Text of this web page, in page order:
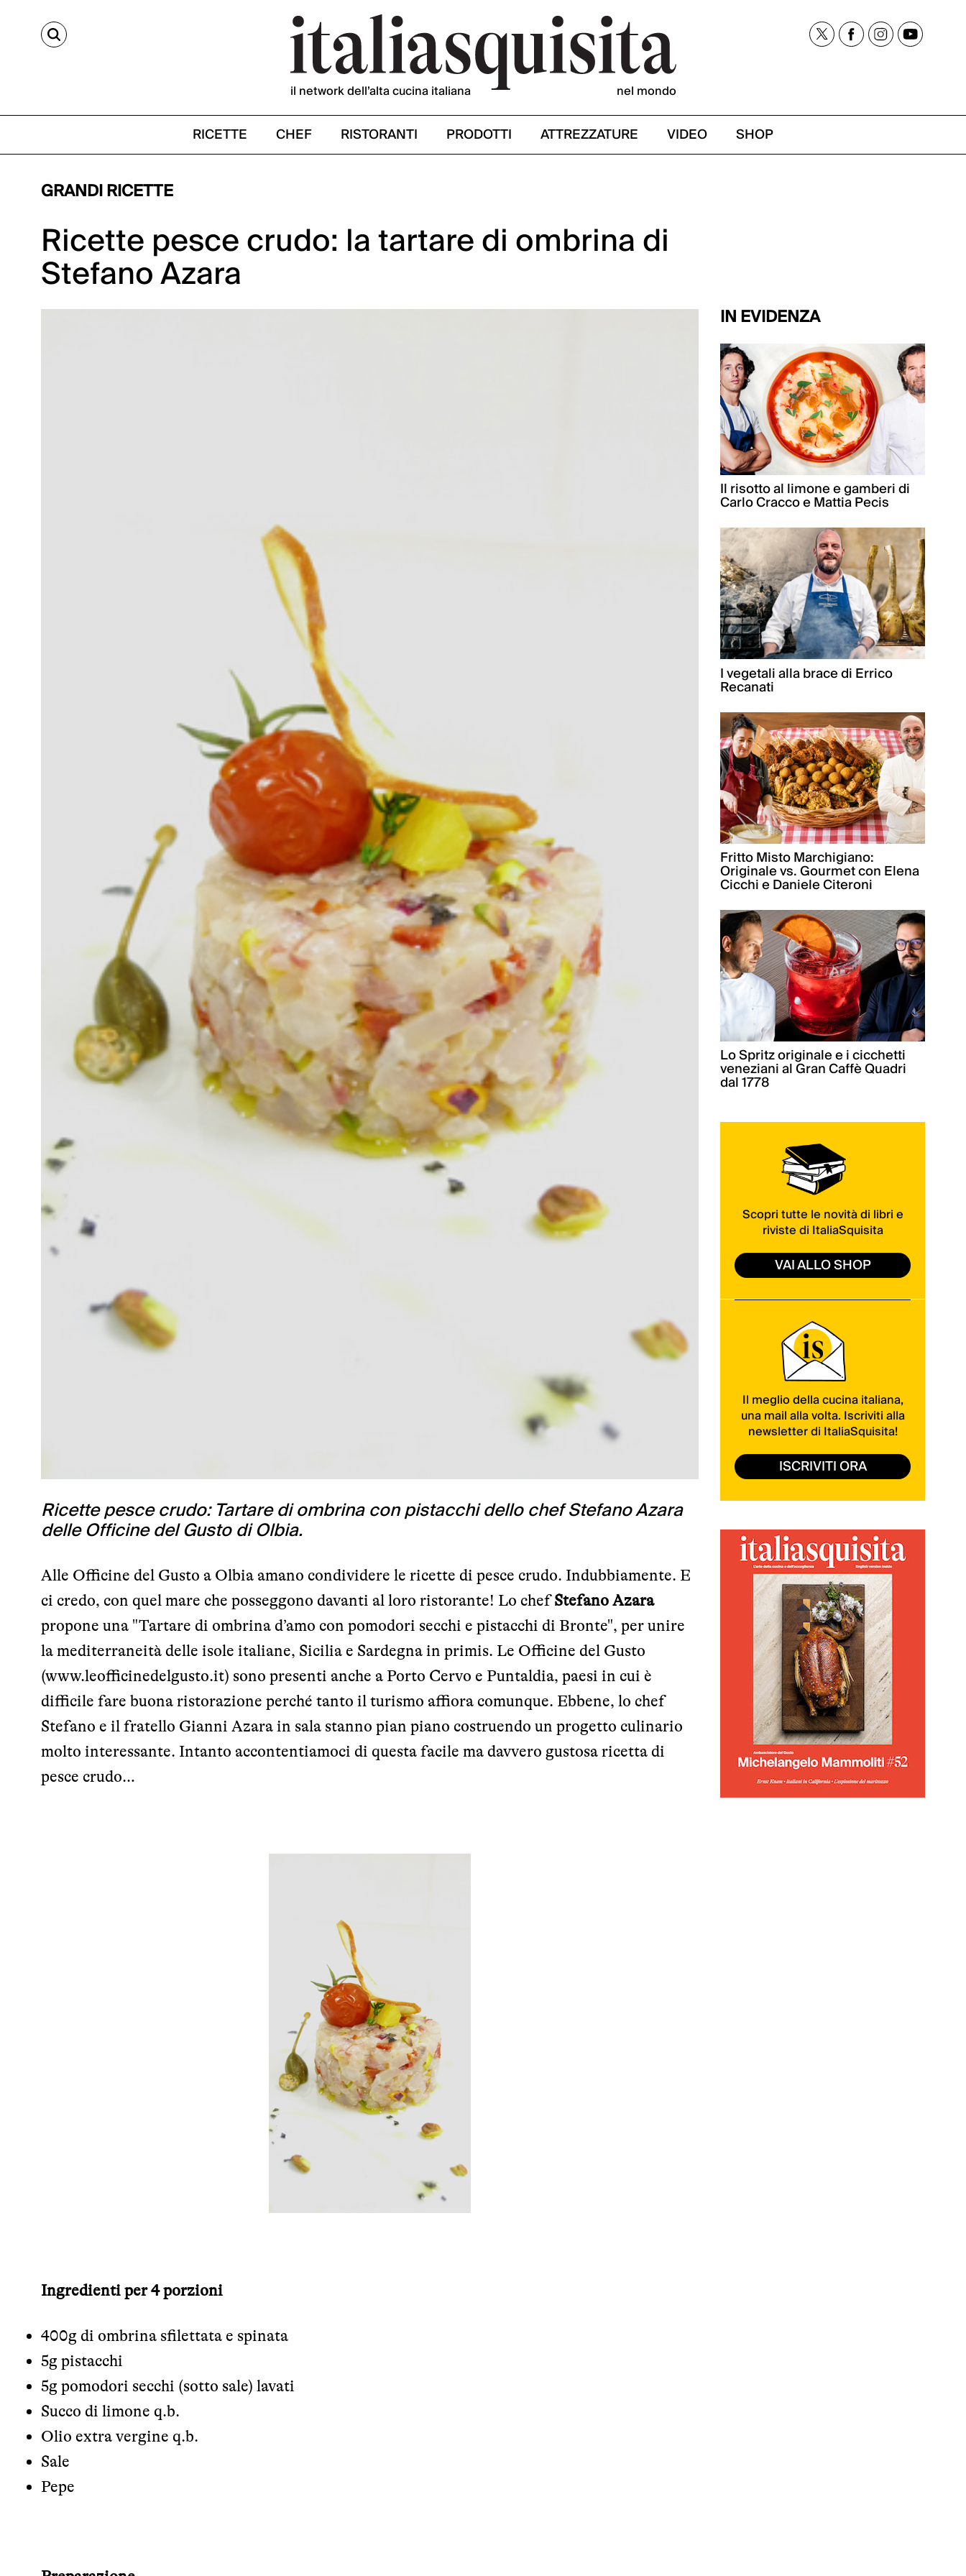
CERCA
il network dell’alta cucina italiana nel mondo
RICETTE CHEF RISTORANTI PRODOTTI ATTREZZATURE VIDEO SHOP
GRANDI RICETTE
Ricette pesce crudo: la tartare di ombrina di
Stefano Azara
Ricette pesce crudo: Tartare di ombrina con pistacchi dello chef Stefano Azara
delle Officine del Gusto di Olbia.
Alle Officine del Gusto a Olbia amano condividere le ricette di pesce crudo. Indubbiamente. E
ci credo, con quel mare che posseggono davanti al loro ristorante! Lo chefStefano Azara
propone una "Tartare di ombrina d’amo con pomodori secchi e pistacchi di Bronte", per unire
la mediterraneità delle isole italiane, Sicilia e Sardegna in primis. Le Officine del Gusto
(www.leofficinedelgusto.it) sono presenti anche a Porto Cervo e Puntaldia, paesi in cui è
difficile fare buona ristorazione perché tanto il turismo affiora comunque. Ebbene, lo chef
Stefano e il fratello Gianni Azara in sala stanno pian piano costruendo un progetto culinario
molto interessante. Intanto accontentiamoci di questa facile ma davvero gustosa ricetta di
pesce crudo…
Ingredienti per 4 porzioni
400g di ombrina sfilettata e spinata
5g pistacchi
5g pomodori secchi (sotto sale) lavati
Succo di limone q.b.
Olio extra vergine q.b.
Sale
Pepe
IN EVIDENZA
Il risotto al limone e gamberi di
Carlo Cracco e Mattia Pecis
I vegetali alla brace di Errico
Recanati
Fritto Misto Marchigiano:
Originale vs. Gourmet con Elena
Cicchi e Daniele Citeroni
Lo Spritz originale e i cicchetti
veneziani al Gran Caffè Quadri
dal 1778
Scopri tutte le novità di libri e
riviste di ItaliaSquisita
VAI ALLO SHOP
Il meglio della cucina italiana,
una mail alla volta. Iscriviti alla
newsletter di ItaliaSquisita!
ISCRIVITI ORA